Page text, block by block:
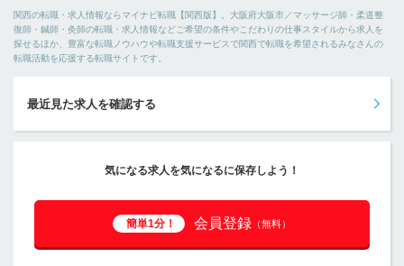
関西の転職・求人情報ならマイナビ転職【関西版】。大阪府大阪市／マッサージ師・柔道整
復師・鍼師・灸師の転職・求人情報などご希望の条件やこだわりの仕事スタイルから求人を
探せるほか、豊富な転職ノウハウや転職支援サービスで関西で転職を希望されるみなさんの
転職活動を応援する転職サイトです。
最近見た求人を確認する
気になる求人を気になるに保存しよう！
簡単1分！ 会員登録 （無料）